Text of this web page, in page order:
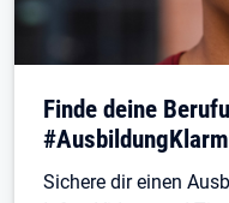
Finde deine
Sichere dir einen